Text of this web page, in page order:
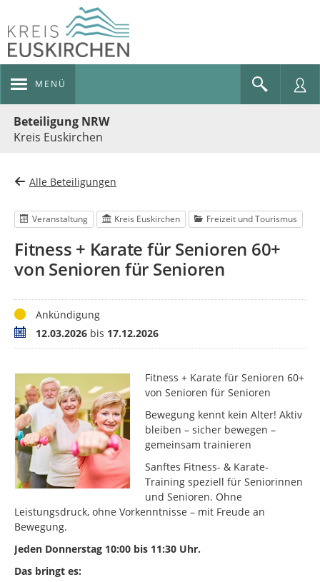
MENÜ
Beteiligung NRW
Kreis Euskirchen
Alle Beteiligungen
Veranstaltung Kreis Euskirchen Freizeit und Tourismus
Fitness + Karate für Senioren 60+
von Senioren für Senioren
StatusAnkündigung
Termin12.03.2026 bis 17.12.2026
Fitness + Karate für Senioren 60+
von Senioren für Senioren
Bewegung kennt kein Alter! Aktiv
bleiben – sicher bewegen –
gemeinsam trainieren
Sanftes Fitness- & Karate-
Training speziell für Seniorinnen
und Senioren. Ohne
Leistungsdruck, ohne Vorkenntnisse – mit Freude an
Bewegung.
Jeden Donnerstag 10:00 bis 11:30 Uhr.
Das bringt es: